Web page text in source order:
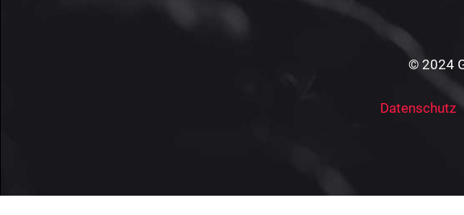
© 2024
Datenschutz